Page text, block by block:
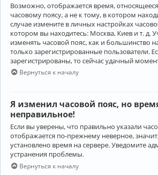
Возможно, отображается время,
часовому поясу, а не к тому, в котором
случае измените в личных настройках
котором вы находитесь: Москва, Киев и т. д.
изменять часовой пояс, как и большинство
только зарегистрированные пользователи.
зарегистрированы, то сейчас удачный
Вернуться к началу
Я изменил часовой пояс, но
неправильное!
Если вы уверены, что правильно указали
отображается по-прежнему неверное,
установлено время на сервере. Уведомите
устранения проблемы.
Вернуться к началу